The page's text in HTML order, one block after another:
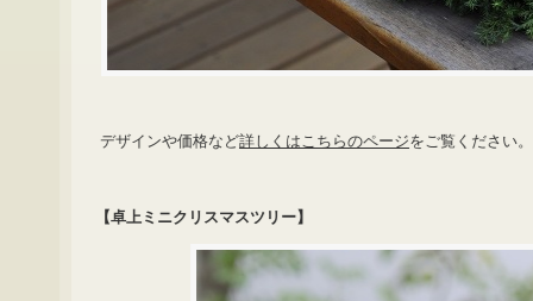
デザインや価格など詳しくはこちらのページをご覧ください。
【卓上ミニクリスマスツリー】